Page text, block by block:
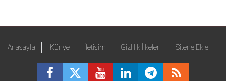
Anasayfa Künye İletişim Gizlilik İlkeleri Sitene Ekle